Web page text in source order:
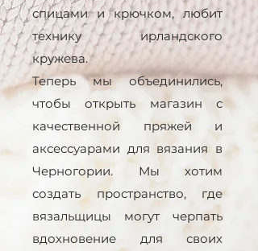
спицами и крючком, любит
технику ирландского
кружева.
Теперь мы объединились,
чтобы открыть магазин с
качественной пряжей и
аксессуарами для вязания в
Черногории. Мы хотим
создать пространство, где
вязальщицы могут черпать
вдохновение для своих